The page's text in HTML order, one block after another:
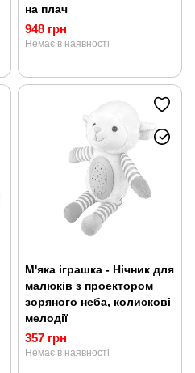
на плач
948 грн
Немає в наявності
М'яка іграшка - Нічник для
малюків з проектором
зоряного неба, колискові
мелодії
357 грн
Немає в наявності